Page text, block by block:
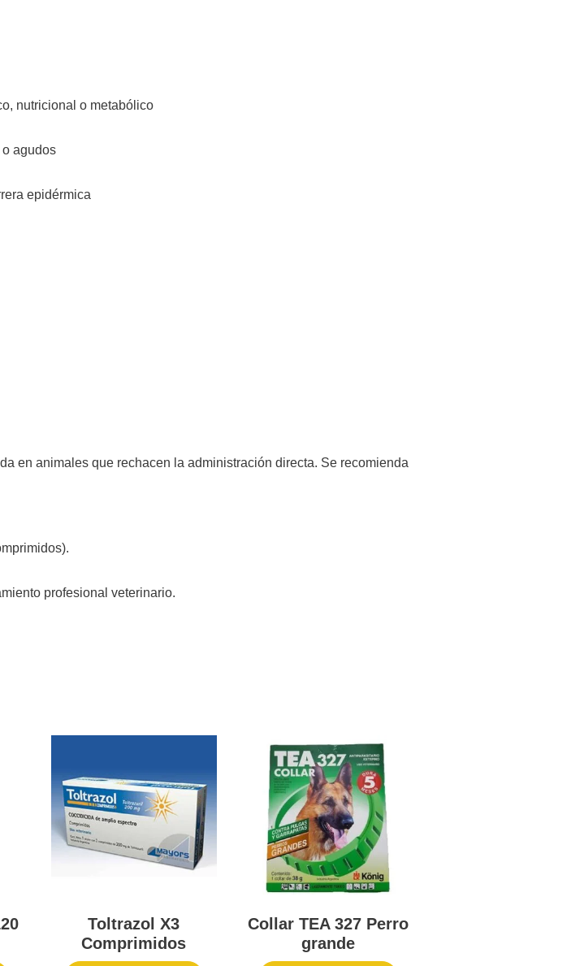
nutricional o metabólico
agudos
epidérmica
en animales que rechacen la administración directa. Se recomienda
profesional veterinario.
Toltrazol X3
Comprimidos
Collar TEA 327 Perro
grande